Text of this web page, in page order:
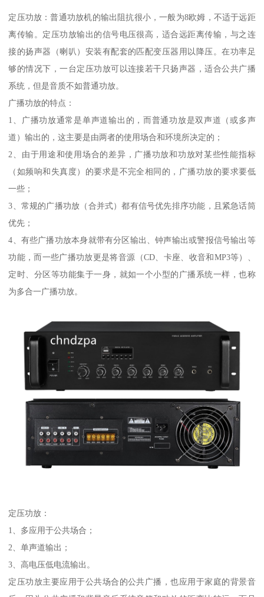
定压功放：普通功放机的输出阻抗很小，一般为8欧姆，不适于远距
离传输。定压功放输出的信号电压很高，适合远距离传输，与之连
接的扬声器（喇叭）安装有配套的匹配变压器用以降压。在功率足
够的情况下，一台定压功放可以连接若干只扬声器，适合公共广播
系统，但是音质不如普通功放。
广播功放的特点：
1、广播功放通常是单声道输出的，而普通功放是双声道（或多声
道）输出的，这主要是由两者的使用场合和环境所决定的；
2、由于用途和使用场合的差异，广播功放和功放对某些性能指标
（如频响和失真度）的要求是不完全相同的，广播功放的要求要低
一些；
3、常规的广播功放（合并式）都有信号优先排序功能，且紧急话筒
优先；
4、有些广播功放本身就带有分区输出、钟声输出或警报信号输出等
功能，而一些广播功放更是将音源（CD、卡座、收音和MP3等）、
定时、分区等功能集于一身，就如一个小型的广播系统一样，也称
为多合一广播功放。
定压功放：
1、多应用于公共场合；
2、单声道输出；
3、高电压低电流输出。
定压功放主要应用于公共场合的公共广播，也应用于家庭的背景音